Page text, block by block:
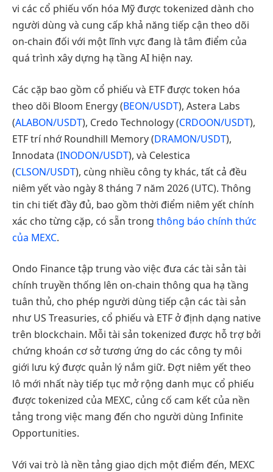
vi các cổ phiếu vốn hóa Mỹ được tokenized dành cho
người dùng và cung cấp khả năng tiếp cận theo dõi
on-chain đối với một lĩnh vực đang là tâm điểm của
quá trình xây dựng hạ tầng AI hiện nay.
Các cặp bao gồm cổ phiếu và ETF được token hóa
theo dõi Bloom Energy (BEON/USDT), Astera Labs
(ALABON/USDT), Credo Technology (CRDOON/USDT),
ETF trí nhớ Roundhill Memory (DRAMON/USDT),
Innodata (INODON/USDT), và Celestica
(CLSON/USDT), cùng nhiều công ty khác, tất cả đều
niêm yết vào ngày 8 tháng 7 năm 2026 (UTC). Thông
tin chi tiết đầy đủ, bao gồm thời điểm niêm yết chính
xác cho từng cặp, có sẵn trong thông báo chính thức
của MEXC.
Ondo Finance tập trung vào việc đưa các tài sản tài
chính truyền thống lên on-chain thông qua hạ tầng
tuân thủ, cho phép người dùng tiếp cận các tài sản
như US Treasuries, cổ phiếu và ETF ở định dạng native
trên blockchain. Mỗi tài sản tokenized được hỗ trợ bởi
chứng khoán cơ sở tương ứng do các công ty môi
giới lưu ký được quản lý nắm giữ. Đợt niêm yết theo
lô mới nhất này tiếp tục mở rộng danh mục cổ phiếu
được tokenized của MEXC, củng cố cam kết của nền
tảng trong việc mang đến cho người dùng Infinite
Opportunities.
Với vai trò là nền tảng giao dịch một điểm đến, MEXC